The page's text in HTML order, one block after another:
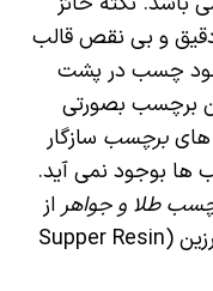
و بی نقص قالب
چسب در پشت
برچسب بصورتی
هایبرچسب سازگار
ها بوجود نمی آید.
طلا و جواهر از
ریبون رزین (Resin Ribbon) و سوپر رزین (Supper Resin